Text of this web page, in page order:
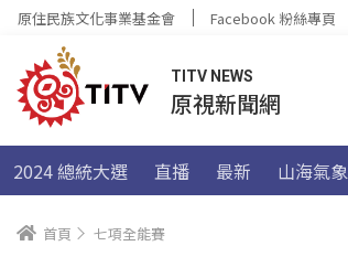
原住民族文化事業基金會 Facebook 粉絲專頁
TITV NEWS
原視新聞網
2024 總統大選 直播 最新 山海氣象
首頁 七項全能賽